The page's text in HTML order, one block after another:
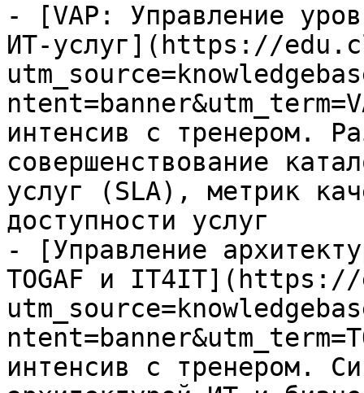
- [VAP: Управление
ИТ-услуг](https://
интенсив с тренером.
совершенствование
услуг (SLA), метрик
доступности услуг
- [Управление
TOGAF и
интенсив с тренером.